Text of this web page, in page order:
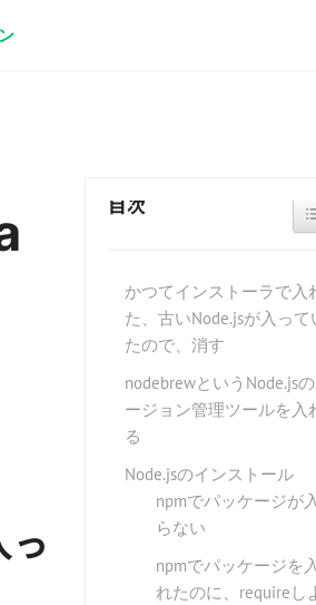
目次
かつてインストーラで入
た、古いNode.jsが入って
たので、消す
nodebrewというNode.js
ージョン管理ツールを入
る
Node.jsのインストール
npmでパッケージが
らない
npmでパッケージを
れたのに、requireし